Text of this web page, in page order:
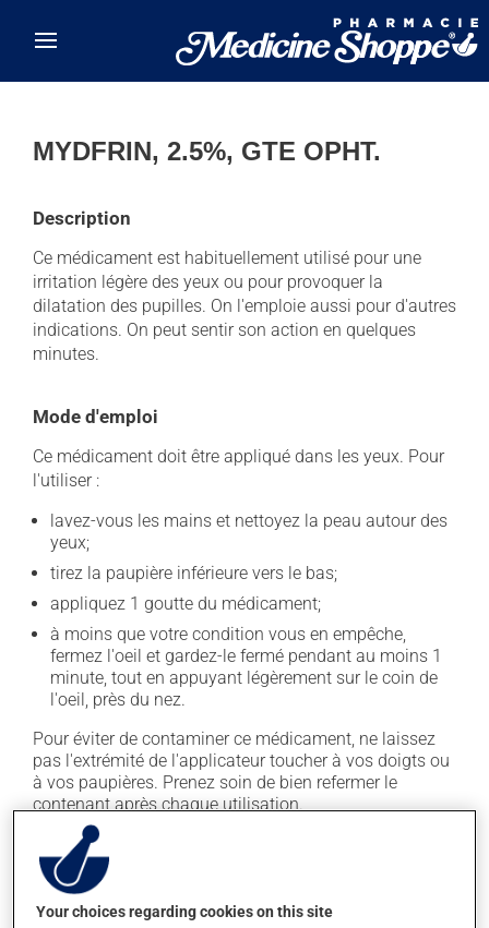
MYDFRIN, 2.5%, GTE OPHT.
Description
Ce médicament est habituellement utilisé pour une
irritation légère des yeux ou pour provoquer la
dilatation des pupilles. On l'emploie aussi pour d'autres
indications. On peut sentir son action en quelques
minutes.
Mode d'emploi
Ce médicament doit être appliqué dans les yeux. Pour
l'utiliser :
lavez-vous les mains et nettoyez la peau autour des
yeux;
tirez la paupière inférieure vers le bas;
appliquez 1 goutte du médicament;
à moins que votre condition vous en empêche,
fermez l'oeil et gardez-le fermé pendant au moins 1
minute, tout en appuyant légèrement sur le coin de
l'oeil, près du nez.
Pour éviter de contaminer ce médicament, ne laissez
pas l'extrémité de l'applicateur toucher à vos doigts ou
à vos paupières. Prenez soin de bien refermer le
contenant après chaque utilisation.
En règle générale, on utilise ce produit quatre fois par
jour. Il est possible que votre pharmacien vous ait
indiqué un horaire différent qui est plus approprié pour
vous. Habituellement, on ne l'utilise qu'au besoin.
Your choices regarding cookies on this site